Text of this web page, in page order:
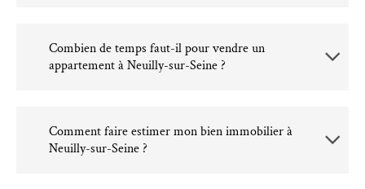
Combien de temps faut-il pour vendre un
appartement à Neuilly-sur-Seine ?
Comment faire estimer mon bien immobilier à
Neuilly-sur-Seine ?